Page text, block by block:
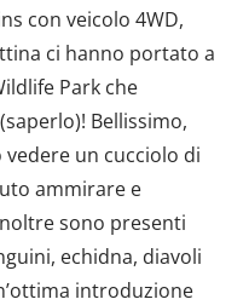
con veicolo 4WD,
ci hanno portato a
Park che
Bellissimo,
un cucciolo di
ammirare e
sono presenti
echidna, diavoli
introduzione